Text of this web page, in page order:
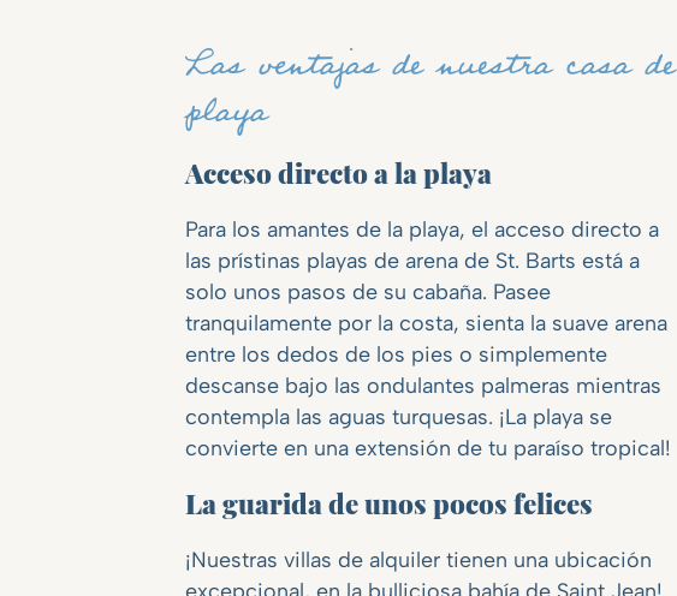
Las ventajas de nuestra casa de
playa
Acceso directo a la playa
Para los amantes de la playa, el acceso directo a
las prístinas playas de arena de St. Barts está a
solo unos pasos de su cabaña. Pasee
tranquilamente por la costa, sienta la suave arena
entre los dedos de los pies o simplemente
descanse bajo las ondulantes palmeras mientras
contempla las aguas turquesas. ¡La playa se
convierte en una extensión de tu paraíso tropical!
La guarida de unos pocos felices
¡Nuestras villas de alquiler tienen una ubicación
excepcional, en la bulliciosa bahía de Saint Jean!